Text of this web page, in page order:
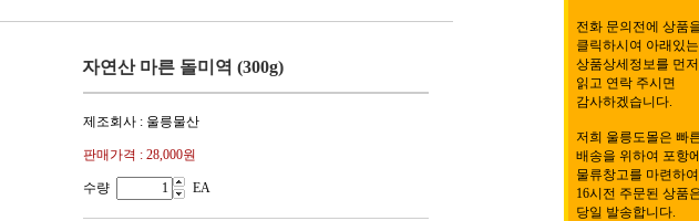
자연산 마른 돌미역 (300g)
제조회사 : 울릉물산
판매가격 : 28,000원
수량 EA
전화 문의전에 상품
클릭하시여 아래있는
상품상세정보를 먼저
읽고 연락 주시면
감사하겠습니다.
저희 울릉도몰은 빠
배송을 위하여 포항
물류창고를 마련하여
16시전 주문된 상품
당일 발송합니다.